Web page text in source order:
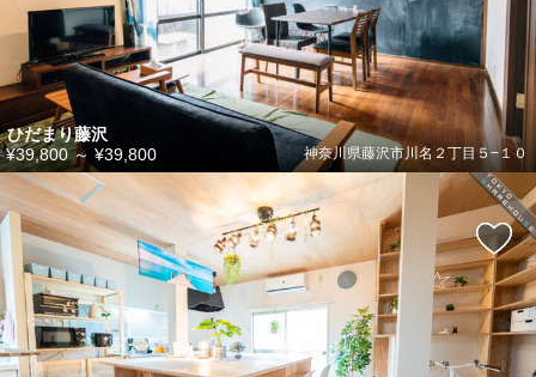
ひだまり藤沢
神奈川県藤沢市川名２丁目５−１０
¥39,800～ ¥39,800